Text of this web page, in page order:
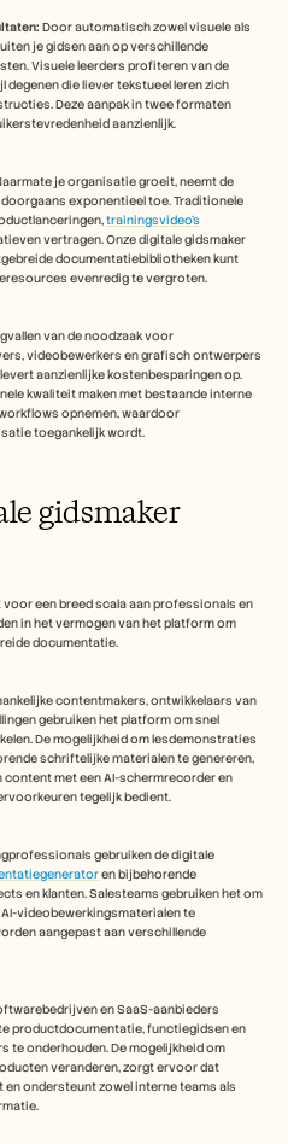
Door automatisch zowel visuele als
je gidsen aan op verschillende
Visuele leerders profiteren van de
die liever tekstueel leren zich
Deze aanpak in twee formaten
aanzienlijk.
je organisatie groeit, neemt de
exponentieel toe. Traditionele
trainingsvideo's
vertragen. Onze digitale gidsmaker
documentatiebibliotheken kunt
evenredig te vergroten.
van de noodzaak voor
videobewerkers en grafisch ontwerpers
aanzienlijke kostenbesparingen op.
kwaliteit maken met bestaande interne
opnemen, waardoor
toegankelijk wordt.
gidsmaker
een breed scala aan professionals en
in het vermogen van het platform om
documentatie.
contentmakers, ontwikkelaars van
gebruiken het platform om snel
De mogelijkheid om lesdemonstraties
schriftelijke materialen te genereren,
content met een AI-schermrecorder en
tegelijk bedient.
gebruiken de digitale
en bijbehorende
en klanten. Salesteams gebruiken het om
videobewerkingsmaterialen te
aangepast aan verschillende
en SaaS-aanbieders
productdocumentatie, functiegidsen en
te onderhouden. De mogelijkheid om
veranderen, zorgt ervoor dat
ondersteunt zowel interne teams als